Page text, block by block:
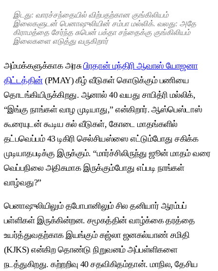
இடது: வாரச்சந்தையில் விற்பதற்கான குங்கிலியம்
இலைகளுடன் பெனாஷுலியின் சம்பா மல்லிக். வலது: அதே
கிராமத்தை சேர்ந்த சுபென் பக்தா சந்தைக்கு குங்கிலியம்
இலைகளை எடுத்து வருகிறார்
அம்மக்களுக்காக அரசுபிரதான் மந்திரி ஆவாஸ் யோஜனா
திட்டத்தின்(PMAY) கீழ் வீடுகள் கொடுக்கும் பணியை
தொடங்கியிருக்கிறது. ஆனால் 40 வயது சாபித்ரி மல்லிக்,
“இங்கு நாங்கள் வாழ முடியாது,” என்கிறார். ஆஸ்பெஸ்டாஸ்
கூரையுடன் கூடிய கல் வீடுகள், கோடை மாதங்களில்
தட்பவெப்பம் 43 டிகிரி செல்சியஸ்ஸை எட்டும்போது சகிக்க
முடியாதபடிக்கு இருக்கும். “மார்ச்சிலிருந்து ஜூன் மாதம் வரை
வெப்பநிலை அதிகமாக இருக்கும்போது எப்படி நாங்கள்
வாழ்வது?”
பெனாஷுலியிலும் தபோபானிலும் சில தனியார் ஆரம்பப்
பள்ளிகள் இருக்கின்றன. சமூகத்தின் வாழ்க்கை தரத்தை
உயர்த்துவதற்காக இயங்கும் கஜ்லா ஜனகல்யாண் சமிதி
(KJKS) என்கிற தொண்டு நிறுவனம் அப்பள்ளிகளை
நடத்துகிறது. கற்றறிவு 40 சதவிகிதம்தான். மாநில, தேசிய